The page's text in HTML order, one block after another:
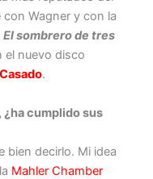
con Wagner y con la
El sombrero de tres
el nuevo disco
.
cumplido sus
bien decirlo. Mi idea
Mahler Chamber